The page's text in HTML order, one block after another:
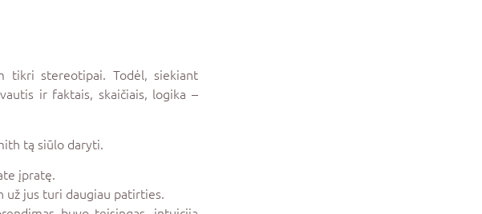
tikri stereotipai. Todėl, siekiant
ir faktais, skaičiais, logika –
tą siūlo daryti.
įpratę.
už jus turi daugiau patirties.